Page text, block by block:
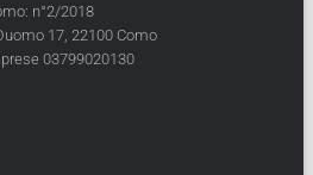
n°2/2018
17, 22100 Como
03799020130